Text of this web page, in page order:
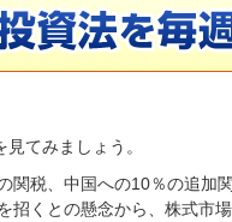
てみましょう。
関税、中国への10％の追加
くとの懸念から、株式市場